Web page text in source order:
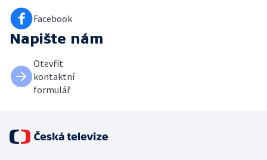
Facebook
Napište nám
Otevřít
kontaktní
formulář